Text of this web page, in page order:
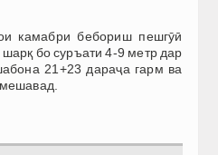
камабри бебориш пешгӯӣ
бо суръати 4-9 метр дар
21+23 дараҷа гарм ва
мешавад.